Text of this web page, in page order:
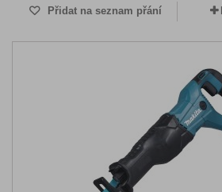
Přidat na seznam přání